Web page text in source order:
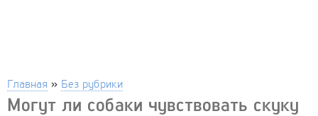
Главная » Без рубрики
Могут ли собаки чувствовать скуку